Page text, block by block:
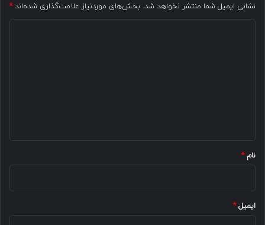
نشانی ایمیل شما منتشر نخواهد شد. بخش‌های موردنیاز علامت‌گذاری شده‌اند*
نام*
ایمیل*